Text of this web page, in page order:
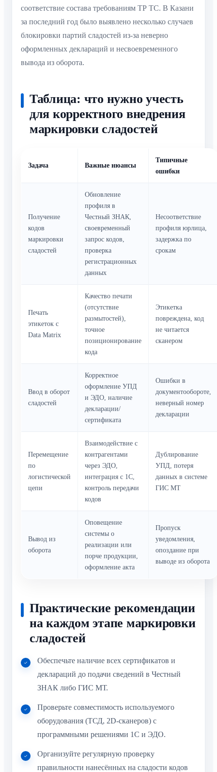
соответствие состава требованиям ТР ТС. В Казани
за последний год было выявлено несколько случаев
блокировки партий сладостей из-за неверно
оформленных деклараций и несвоевременного
вывода из оборота.
Таблица: что нужно учесть
для корректного внедрения
маркировки сладостей
Задача Важные нюансы
Типичные
ошибки
Получение
кодов
маркировки
сладостей
Обновление
профиля в
Честный ЗНАК,
своевременный
запрос кодов,
проверка
регистрационных
данных
Несоответствие
профиля юрлица,
задержка по
срокам
Печать
этикеток с
Data Matrix
Качество печати
(отсутствие
размытостей),
точное
позиционирование
кода
Этикетка
повреждена, код
не читается
сканером
Ввод в оборот
сладостей
Корректное
оформление УПД
и ЭДО, наличие
декларации/
сертификата
Ошибки в
документообороте,
неверный номер
декларации
Перемещение
по
логистической
цепи
Взаимодействие с
контрагентами
через ЭДО,
интеграция с 1С,
контроль передачи
кодов
Дублирование
УПД, потеря
данных в системе
ГИС МТ
Вывод из
оборота
Оповещение
системы о
реализации или
порче продукции,
оформление акта
Пропуск
уведомления,
опоздание при
выводе из оборота
Практические рекомендации
на каждом этапе маркировки
сладостей
Обеспечьте наличие всех сертификатов и
деклараций до подачи сведений в Честный
ЗНАК либо ГИС МТ.
Проверьте совместимость используемого
оборудования (ТСД, 2D-сканеров) с
программными решениями 1С и ЭДО.
Организуйте регулярную проверку
правильности нанесённых на сладости кодов